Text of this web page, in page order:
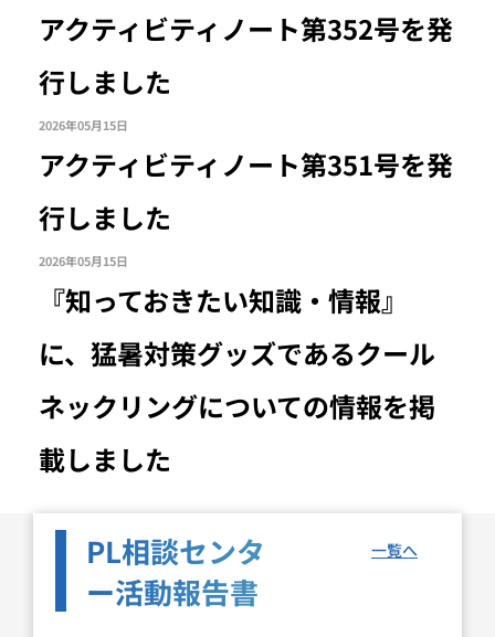
アクティビティノート第352号を発
行しました
2026年05月15日
アクティビティノート第351号を発
行しました
2026年05月15日
『知っておきたい知識・情報』
に、猛暑対策グッズであるクール
ネックリングについての情報を掲
載しました
PL相談センタ
ー活動報告書
一覧へ